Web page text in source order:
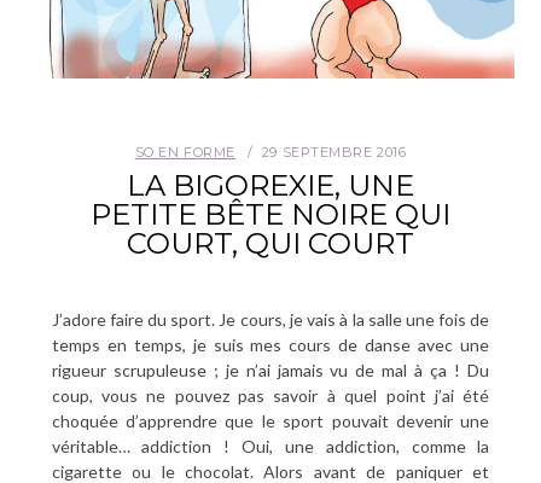
SO EN FORME 29 SEPTEMBRE 2016
LA BIGOREXIE, UNE
PETITE BÊTE NOIRE QUI
COURT, QUI COURT
J’adore faire du sport. Je cours, je vais à la salle une fois de
temps en temps, je suis mes cours de danse avec une
rigueur scrupuleuse ; je n’ai jamais vu de mal à ça ! Du
coup, vous ne pouvez pas savoir à quel point j’ai été
choquée d’apprendre que le sport pouvait devenir une
véritable… addiction ! Oui, une addiction, comme la
cigarette ou le chocolat. Alors avant de paniquer et